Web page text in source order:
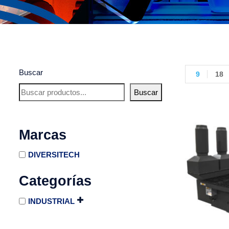
Buscar
Buscar
Marcas
DIVERSITECH
Categorías
INDUSTRIAL
9 18